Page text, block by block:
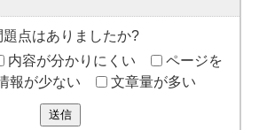
題点はありましたか?
内容が分かりにくい
ページを
報が少ない 文章量が多い
送信